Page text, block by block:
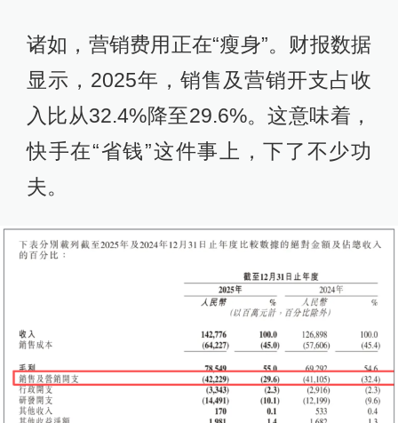
诸如，营销费用正在“瘦身”。财报数据
显示，2025年，销售及营销开支占收
入比从32.4%降至29.6%。这意味着，
快手在“省钱”这件事上，下了不少功
夫。